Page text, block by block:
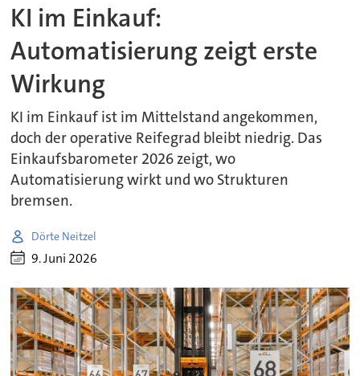
KI im Einkauf:
Automatisierung zeigt erste
Wirkung
KI im Einkauf ist im Mittelstand angekommen,
doch der operative Reifegrad bleibt niedrig. Das
Einkaufsbarometer 2026 zeigt, wo
Automatisierung wirkt und wo Strukturen
bremsen.
Dörte Neitzel
9. Juni 2026